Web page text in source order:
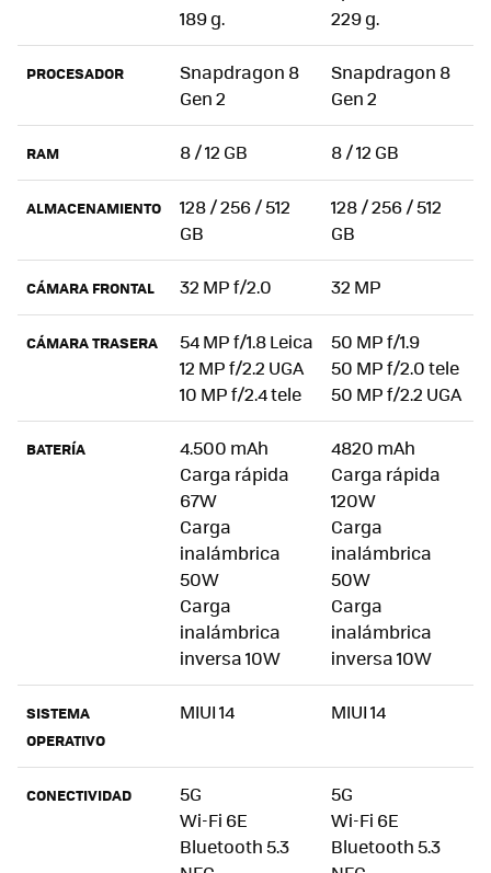
189 g.
229 g.
PROCESADOR
Snapdragon 8
Gen 2
Snapdragon 8
Gen 2
RAM 8 / 12 GB 8 / 12 GB
ALMACENAMIENTO
128 / 256 / 512
GB
128 / 256 / 512
GB
CÁMARA FRONTAL 32 MP f/2.0 32 MP
CÁMARA TRASERA
54 MP f/1.8 Leica
12 MP f/2.2 UGA
10 MP f/2.4 tele
50 MP f/1.9
50 MP f/2.0 tele
50 MP f/2.2 UGA
BATERÍA
4.500 mAh
Carga rápida
67W
Carga
inalámbrica
50W
Carga
inalámbrica
inversa 10W
4820 mAh
Carga rápida
120W
Carga
inalámbrica
50W
Carga
inalámbrica
inversa 10W
SISTEMA
OPERATIVO
MIUI 14 MIUI 14
CONECTIVIDAD
5G
Wi-Fi 6E
Bluetooth 5.3
5G
Wi-Fi 6E
Bluetooth 5.3